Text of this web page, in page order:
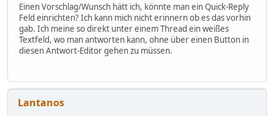
Einen Vorschlag/Wunsch hätt ich, könnte man ein Quick-Reply
Feld einrichten? Ich kann mich nicht erinnern ob es das vorhin
gab. Ich meine so direkt unter einem Thread ein weißes
Textfeld, wo man antworten kann, ohne über einen Button in
diesen Antwort-Editor gehen zu müssen.
Lantanos